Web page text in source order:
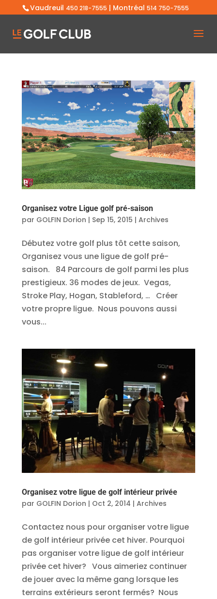
Vaudreuil 450 218-7555 | Montréal 514 750-7555
Organisez votre Ligue golf pré-saison
par GOLFIN Dorion | Sep 15, 2015 | Archives
Débutez votre golf plus tôt cette saison,
Organisez vous une ligue de golf pré-
saison. 84 Parcours de golf parmi les plus
prestigieux. 36 modes de jeux. Vegas,
Stroke Play, Hogan, Stableford, … Créer
votre propre ligue. Nous pouvons aussi
vous...
Organisez votre ligue de golf intérieur privée
par GOLFIN Dorion | Oct 2, 2014 | Archives
Contactez nous pour organiser votre ligue
de golf intérieur privée cet hiver. Pourquoi
pas organiser votre ligue de golf intérieur
privée cet hiver? Vous aimeriez continuer
de jouer avec la même gang lorsque les
terrains extérieurs seront fermés? Nous